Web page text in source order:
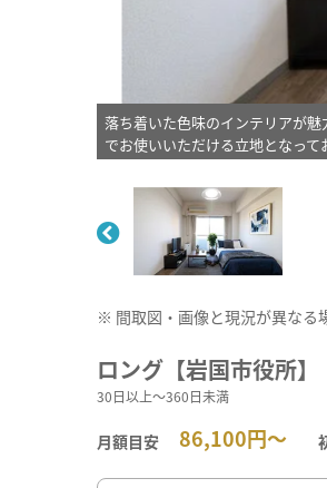
落ち着いた色味のインテリアが
でお使いいただける立地となっ
※ 間取図・画像と現況が異なる
ロング【岩国市役所】
30日以上～360日未満
月額目安 86,100円～